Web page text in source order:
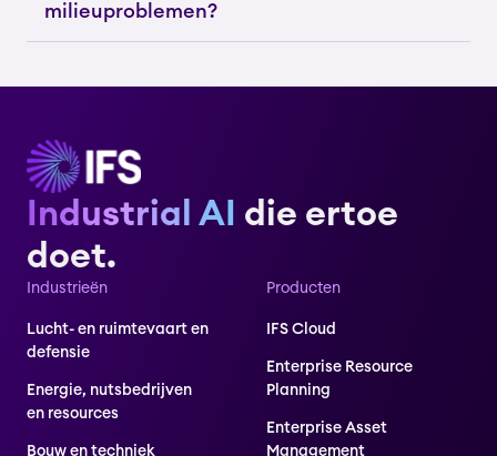
milieuproblemen?
Industrial AI die ertoe
doet.
Industrieën
Lucht- en ruimtevaart en
defensie
Energie, nutsbedrijven
en resources
Bouw en techniek
Producten
IFS Cloud
Enterprise Resource
Planning
Enterprise Asset
Management